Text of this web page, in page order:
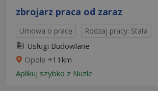
zbrojarz praca od zaraz
Umowa o pracę Rodzaj pracy: Stała
Usługi Budowlane
Opole +11km
Aplikuj szybko z Nuzle